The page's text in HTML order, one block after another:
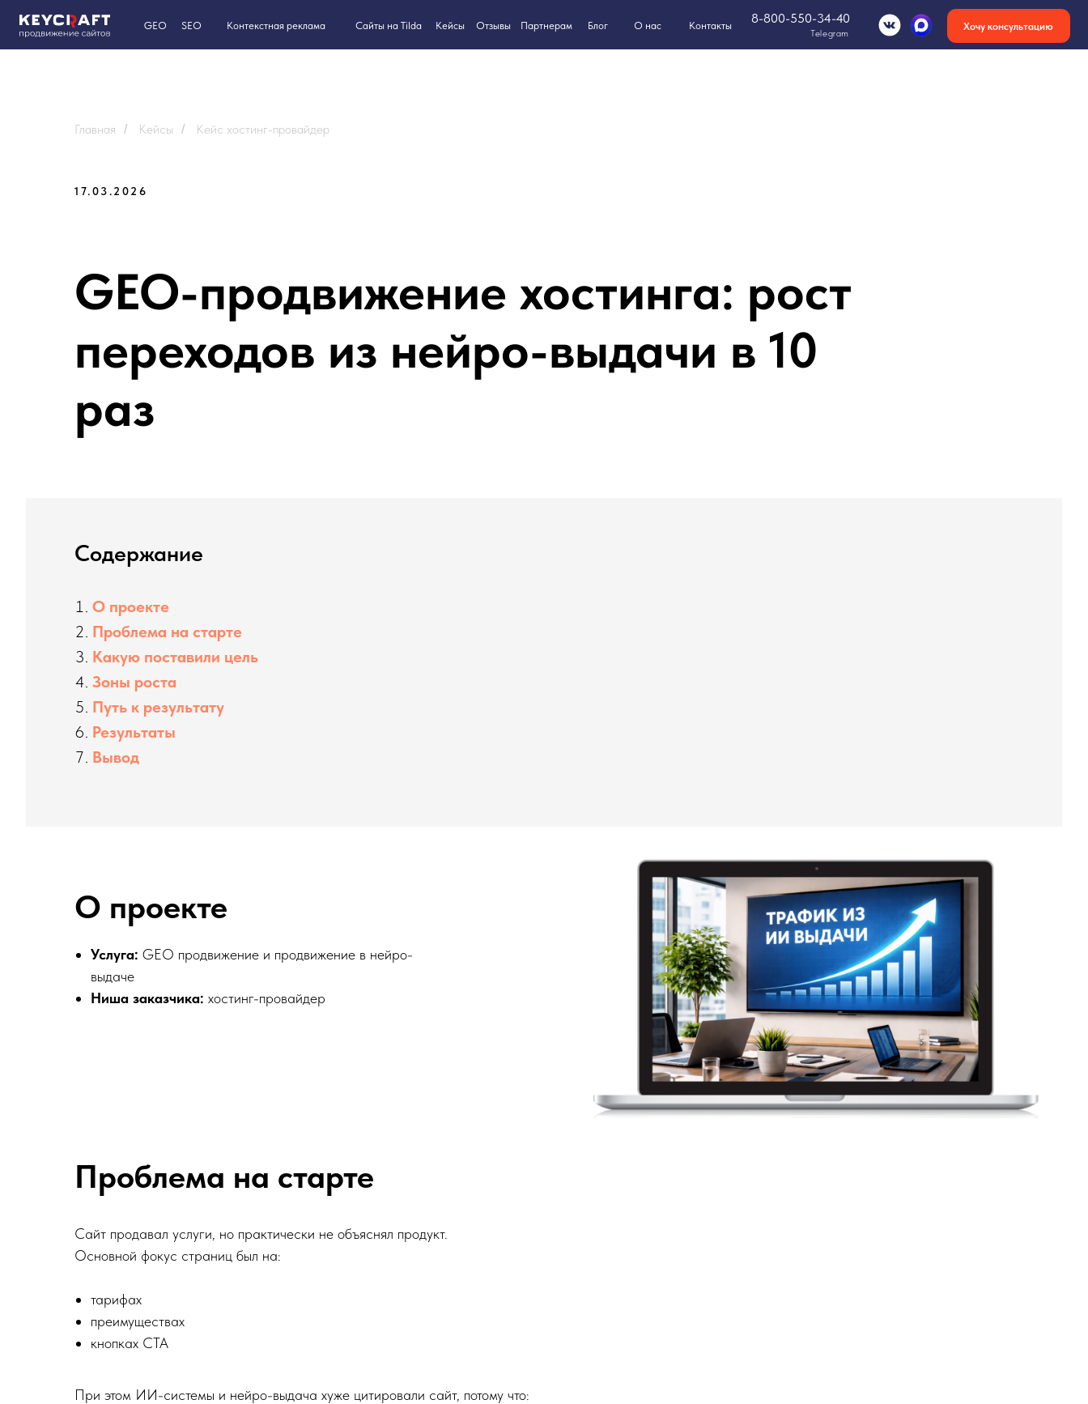
Хочу консультацию
Контекстная реклама Отзывы
Сайты на Tilda
SEO
GEO О нас
Кейсы Партнерам Блог 8-800-550-34-40
Telegram
Контакты
Главная / Кейсы / Кейс хостинг-провайдер
17.03.2026
GEO-продвижение хостинга: рост
переходов из нейро-выдачи в 10
раз
Содержание
О проекте
Проблема на старте
Какую поставили цель
Зоны роста
Путь к результату
Результаты
Вывод
О проекте
Услуга: GEO продвижение и продвижение в нейро-
выдаче
Ниша заказчика: хостинг-провайдер
Проблема на старте
Сайт продавал услуги, но практически не объяснял продукт.
Основной фокус страниц был на:
тарифах
преимуществах
кнопках CTA
При этом ИИ-системы и нейро-выдача хуже цитировали сайт, потому что: